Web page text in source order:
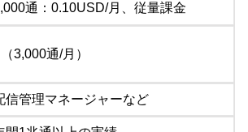
通：0.10USD/月、従量課金
3,000通/月）
信管理マネージャーなど